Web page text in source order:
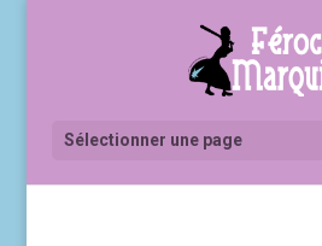
Sélectionner une page